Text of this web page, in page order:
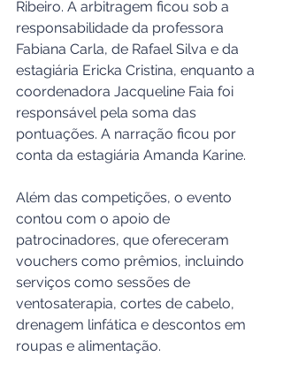
Ribeiro. A arbitragem ficou sob a
responsabilidade da professora
Fabiana Carla, de Rafael Silva e da
estagiária Ericka Cristina, enquanto a
coordenadora Jacqueline Faia foi
responsável pela soma das
pontuações. A narração ficou por
conta da estagiária Amanda Karine.
Além das competições, o evento
contou com o apoio de
patrocinadores, que ofereceram
vouchers como prêmios, incluindo
serviços como sessões de
ventosaterapia, cortes de cabelo,
drenagem linfática e descontos em
roupas e alimentação.